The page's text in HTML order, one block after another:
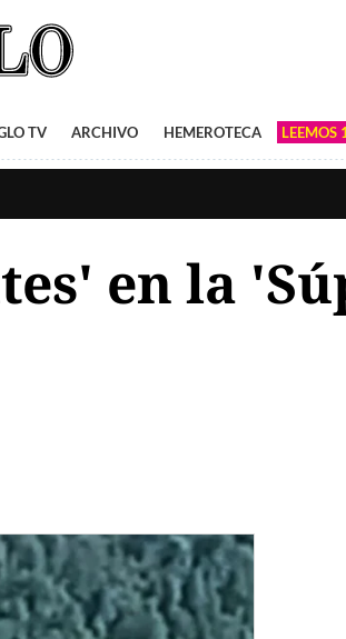
TV ARCHIVO HEMEROTECA LEEMOS
en la